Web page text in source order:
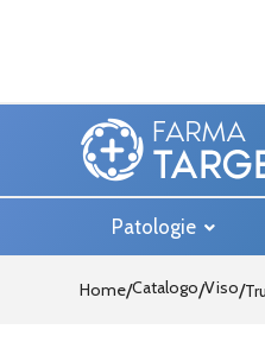
Patologie
Home Catalogo/Viso/